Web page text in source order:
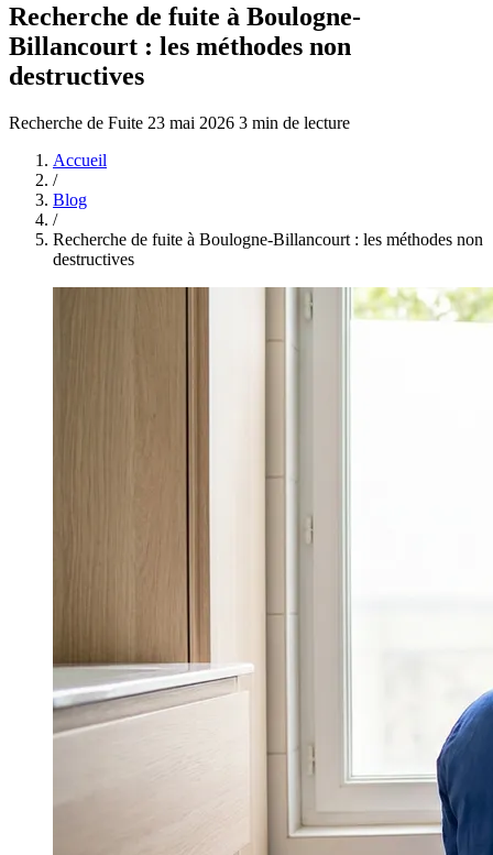
Recherche de fuite à Boulogne-
Billancourt : les méthodes non
destructives
Recherche de Fuite 23 mai 2026 3 min de lecture
Accueil
/
Blog
/
Recherche de fuite à Boulogne-Billancourt : les méthodes non
destructives